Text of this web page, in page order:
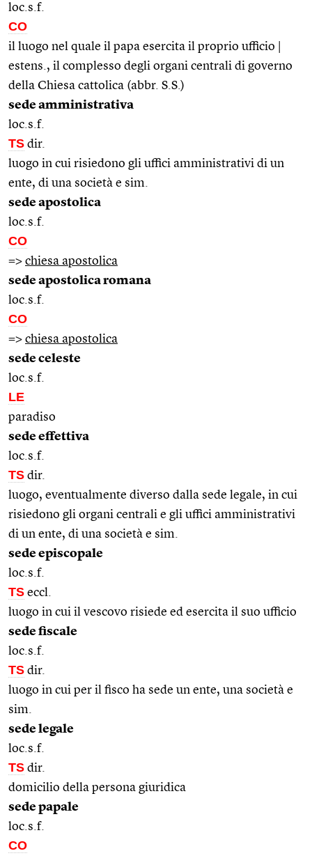
loc.s.f.
CO
il luogo nel quale il papa esercita il proprio ufficio |
estens., il complesso degli organi centrali di governo
della Chiesa cattolica (abbr. S.S.)
sede amministrativa
loc.s.f.
TS dir.
luogo in cui risiedono gli uffici amministrativi di un
ente, di una società e sim.
sede apostolica
loc.s.f.
CO
=> chiesa apostolica
sede apostolica romana
loc.s.f.
CO
=> chiesa apostolica
sede celeste
loc.s.f.
LE
paradiso
sede effettiva
loc.s.f.
TS dir.
luogo, eventualmente diverso dalla sede legale, in cui
risiedono gli organi centrali e gli uffici amministrativi
di un ente, di una società e sim.
sede episcopale
loc.s.f.
TS eccl.
luogo in cui il vescovo risiede ed esercita il suo ufficio
sede fiscale
loc.s.f.
TS dir.
luogo in cui per il fisco ha sede un ente, una società e
sim.
sede legale
loc.s.f.
TS dir.
domicilio della persona giuridica
sede papale
loc.s.f.
CO